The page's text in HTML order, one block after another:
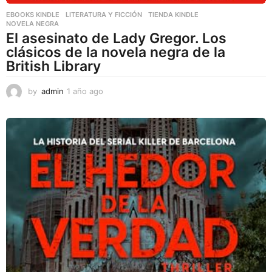
EBOOKS KINDLE ,LITERATURA Y FICCIÓN ,TIENDA KINDLE
NOVELA NEGRA
El asesinato de Lady Gregor. Los
clásicos de la novela negra de la
British Library
by admin 1 año ago
o
a
g
o